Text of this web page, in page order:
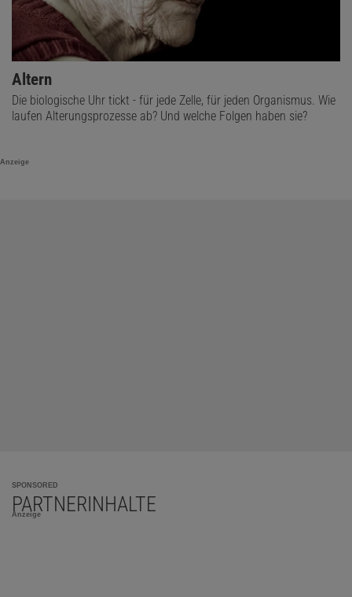
Altern
Die biologische Uhr tickt - für jede Zelle, für jeden Organismus. Wie
laufen Alterungsprozesse ab? Und welche Folgen haben sie?
Anzeige
SPONSORED
PARTNERINHALTE
Anzeige